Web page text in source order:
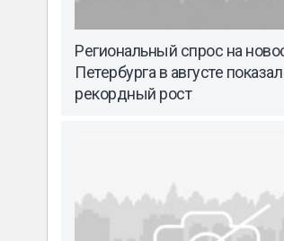
Региональный спрос на
Петербурга в августе показал
рекордный рост